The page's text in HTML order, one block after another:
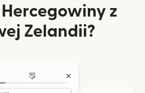
Hercegowiny z
Zelandii?